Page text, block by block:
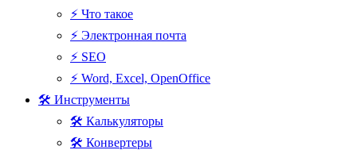
⚡ Что такое
⚡ Электронная почта
⚡ SEO
⚡ Word, Excel, OpenOffice
🛠 Инструменты
🛠 Калькуляторы
🛠 Конвертеры